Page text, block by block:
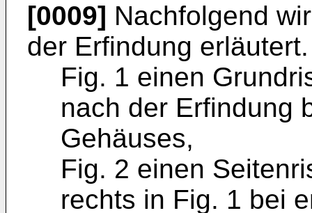
[0009] Nachfolgend
der Erfindung
Fig. 1 einen
nach der Erfindung
Gehäuses,
Fig. 2 einen
rechts in Fig. 1 bei